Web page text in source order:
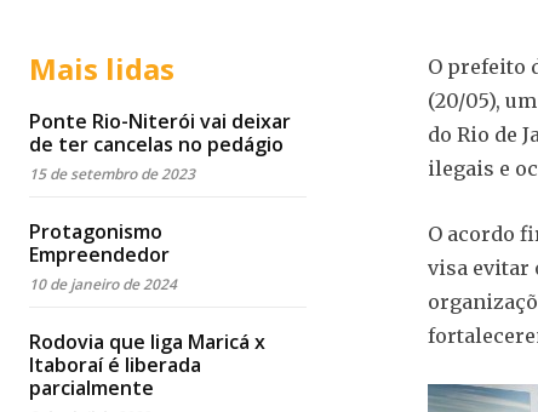
Mais lidas
Ponte Rio-Niterói vai deixar
de ter cancelas no pedágio
15 de setembro de 2023
Protagonismo
Empreendedor
10 de janeiro de 2024
Rodovia que liga Maricá x
Itaboraí é liberada
parcialmente
O prefeito
(20/05),
do Rio de
ilegais e
O acordo
visa evitar